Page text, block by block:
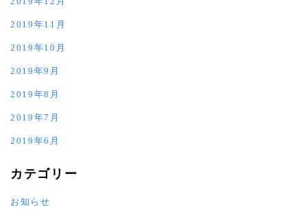
2019年11月
2019年10月
2019年9月
2019年8月
2019年7月
2019年6月
カテゴリー
お知らせ